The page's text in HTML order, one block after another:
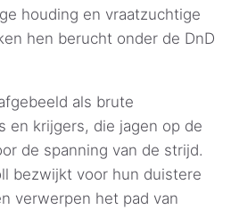
houding en vraatzuchtige
hen berucht onder de DnD
als brute
en krijgers, die jagen op de
de spanning van de strijd.
bezwijkt voor hun duistere
verwerpen het pad van